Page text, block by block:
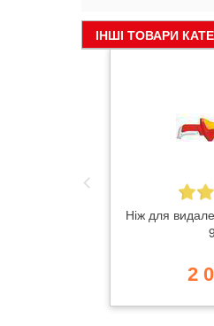
ІНШІ ТОВАРИ
Ніж для
2